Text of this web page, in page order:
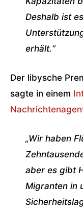
Deshalb ist
erhält.“
Der libysche
sagte in einem
„Wir haben
aber es gibt
Migranten in